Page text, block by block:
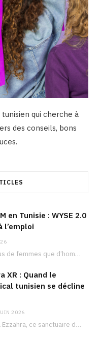
qui cherche à
des conseils, bons
en Tunisie : WYSE 2.0
l’emploi
La Tunisie forme plus de femmes que d’hommes dans les filières scientifiques. Pourtant, pour beaucoup…
XR : Quand le
tunisien se décline
2026
Le palais d’Ennejma Ezzahra, ce sanctuaire de la musique tunisienne et méditerranéenne construit par le…